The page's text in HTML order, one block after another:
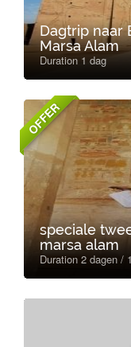
Dagtrip naar
Marsa Alam
Duration 1 dag
OFFER
speciale
marsa alam
Duration 2 dagen /